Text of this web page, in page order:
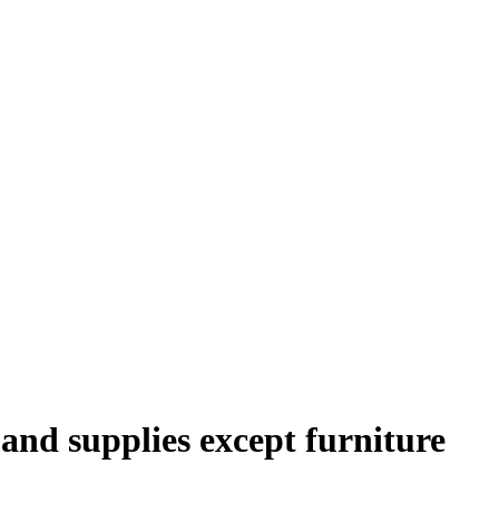
supplies except furniture